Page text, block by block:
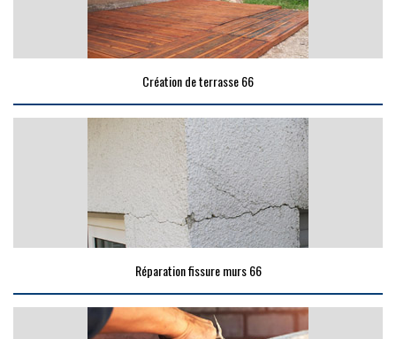
Création de terrasse 66
Réparation fissure murs 66